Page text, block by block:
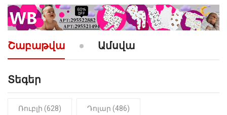
ՔԱՂԱՔԱԿԱՆ 10:52
«Լեզվիդ տալու փոխարեն
արտաբերիր այս երկու
նախադասությունը»․ Իշխան
Նիկոլ Փաշինյան
Շաբաթվա Ամսվա
Տեգեր
Ռուբլի (628) Դոլար (486)